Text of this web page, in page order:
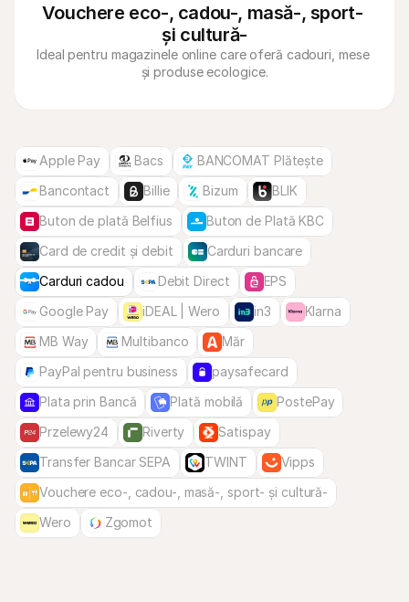
Vouchere eco-, cadou-, masă-, sport-
și cultură-
Ideal pentru magazinele online care oferă cadouri, mese
și produse ecologice.
Apple Pay Bacs
BANCOMAT Plătește
Bancontact
Billie Bizum
BLIK
Buton de plată Belfius
Buton de Plată KBC
Card de credit și debit
Carduri bancare
Carduri cadou
Debit Direct
EPS
Google Pay
iDEAL | Wero in3
Klarna
MB Way
Multibanco
Măr
PayPal pentru business
paysafecard
Plata prin Bancă
Plată mobilă
PostePay
Przelewy24
Riverty
Satispay
Transfer Bancar SEPA
TWINT
Vipps
Vouchere eco-, cadou-, masă-, sport- și cultură-
Wero
Zgomot